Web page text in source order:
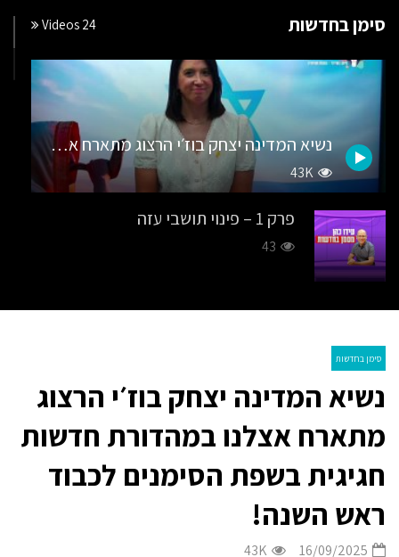
סימן בחדשות 24 Videos
נשיא המדינה יצחק בוז׳י הרצוג מתארח אצלנו במהדורת חדשות חגיגית בשפת הסימנים לכבוד ראש השנה!
43K
פרק 1 – פינוי תושבי עזה
43
פרק 2 – לוחמה בדרום
פרק 3 – ביקור ביידן נשיא ארה״ב
40
מהדורת חדשות בשפת הסימנים 1.7.25
34K
סימן בחדשות
נשיא המדינה יצחק בוז׳י הרצוג
מתארח אצלנו במהדורת חדשות
חגיגית בשפת הסימנים לכבוד
ראש השנה!
16/09/2025
43K